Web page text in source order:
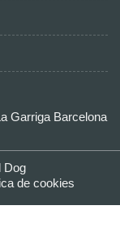
Garriga Barcelona
Dog
de cookies